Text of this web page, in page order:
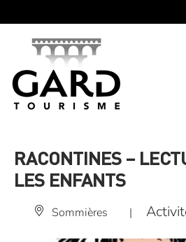
RACONTINES –
LES ENFANTS
Sommières |